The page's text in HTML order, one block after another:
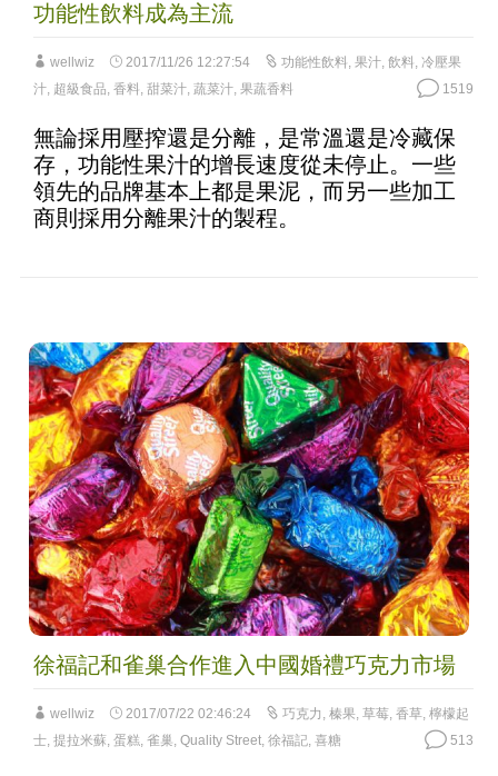
功能性飲料成為主流
wellwiz 2017/11/26 12:27:54 功能性飲料, 果汁, 飲料, 冷壓果
汁, 超級食品, 香料, 甜菜汁, 蔬菜汁, 果蔬香料 1519
無論採用壓搾還是分離，是常溫還是冷藏保
存，功能性果汁的增長速度從未停止。一些
領先的品牌基本上都是果泥，而另一些加工
商則採用分離果汁的製程。
徐福記和雀巢合作進入中國婚禮巧克力市場
wellwiz 2017/07/22 02:46:24 巧克力 , 榛果, 草莓, 香草, 檸檬起
士, 提拉米蘇, 蛋糕, 雀巢, Quality Street, 徐福記, 喜糖 513